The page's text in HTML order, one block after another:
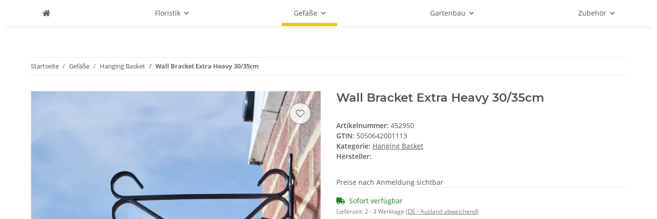
Floristik Gefäße Gartenbau Zubehör
Startseite Gefäße Hanging Basket Wall Bracket Extra Heavy 30/35cm
Wall Bracket Extra Heavy 30/35cm
Artikelnummer: 452950
GTIN: 5050642001113
Kategorie: Hanging Basket
Hersteller:
Preise nach Anmeldung sichtbar
Sofort verfügbar
Lieferzeit:2 - 3 Werktage (DE - Ausland abweichend)